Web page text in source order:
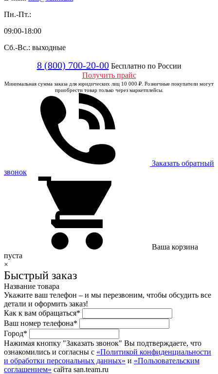
Пн.-Пт.:
09:00-18:00
Сб.-Вс.: выходные
8 (800) 700-20-00 Бесплатно по России
Получить прайс
Минимальная сумма заказа для юридических лиц 10 000 ₽. Розничные покупатели могут
приобрести товар только через маркетплейсы.
Заказать обратный
звонок
Ваша корзина
пуста
×
Быстрый заказ
Название товара
Укажите ваш телефон – и мы перезвоним, чтобы обсудить все
детали и оформить заказ!
Как к вам обращаться*
Ваш номер телефона*
Город*
Нажимая кнопку "Заказать звонок" Вы подтверждаете, что
ознакомились и согласны с «Политикой конфиденциальности
и обработки персональных данных» и «Пользовательским
соглашением» сайта san.team.ru